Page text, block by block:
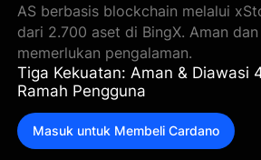
AS berbasis blockchain melalui
dari 2.700 aset di BingX. Aman
memerlukan pengalaman.
Tiga Kekuatan: Aman & Diawasi
Ramah Pengguna
Masuk untuk Membeli Cardano